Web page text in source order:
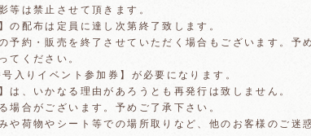
等は禁止させて頂きます。
の配布は定員に達し次第終了致します。
予約・販売を終了させていただく場合もございます。予
てください。
入りイベント参加券】が必要になります。
は、いかなる理由があろうとも再発行は致しません。
場合がございます。予めご了承下さい。
や荷物やシート等での場所取りなど、他のお客様のご迷